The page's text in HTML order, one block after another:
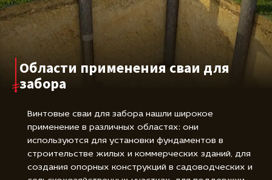
Области применения сваи для
забора
Винтовые сваи для забора нашли широкое
применение в различных областях: они
используются для установки фундаментов в
строительстве жилых и коммерческих зданий, для
создания опорных конструкций в садоводческих и